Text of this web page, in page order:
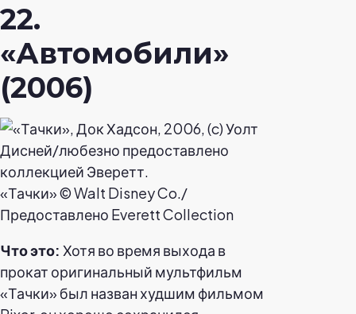
22.
«Автомобили»
(2006)
«Тачки» © Walt Disney Co./
Предоставлено Everett Collection
Что это: Хотя во время выхода в
прокат оригинальный мультфильм
«Тачки» был назван худшим фильмом